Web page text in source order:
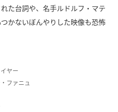
た台詞や、名手ルドルフ・マテ
かないぼんやりした映像も恐怖
ヤー
ファニュ